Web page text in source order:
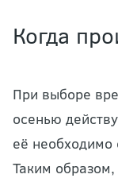
Когда
При выборе
осенью
её необходимо
Таким